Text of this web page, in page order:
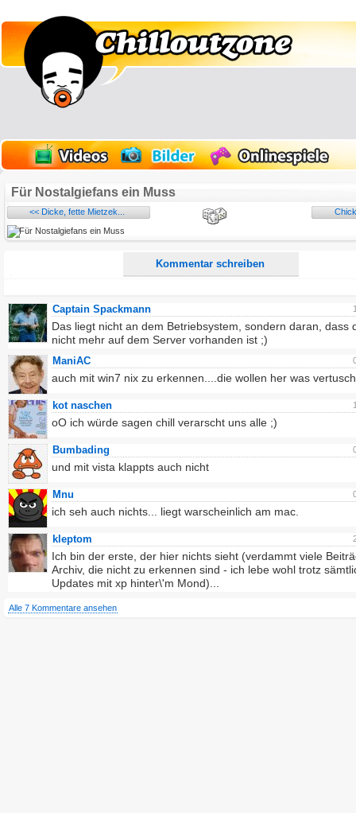
Für Nostalgiefans ein Muss
<< Dicke, fette Mietzek...
Kommentar schreiben
Name:
E-Mail-Adresse (optional):
Kommentar:
Alle HTML-Tags außer <br>, <strike> und <i> werden aus Deinem Kommentar entfernt.
Ich möchte eine E-Mail, wenn auf dieser Seite weitere Kommentare erscheinen.
Captain Spackmann
Das liegt nicht an dem Betriebsystem, sondern daran, dass
nicht mehr auf dem Server vorhanden ist ;)
ManiAC
auch mit win7 nix zu erkennen....die wollen her was
kot naschen
oO ich würde sagen chill verarscht uns alle ;)
Bumbading
und mit vista klappts auch nicht
Mnu
ich seh auch nichts... liegt warscheinlich am mac.
kleptom
Ich bin der erste, der hier nichts sieht (verdammt viele
Archiv, die nicht zu erkennen sind - ich lebe wohl trotz
Updates mit xp hinter\'m Mond)...
Alle 7 Kommentare ansehen